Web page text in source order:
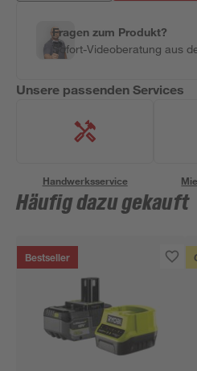
Fragen zum Produkt?
Sofort-Videoberatung aus
Unsere passenden Services
Handwerksservice
Häufig dazu gekauft
Bestseller